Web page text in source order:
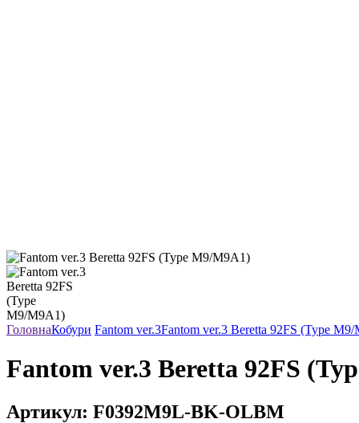
ГоловнаКобури Fantom ver.3Fantom ver.3 Beretta 92FS (Type
Fantom ver.3 Beretta 92FS
Артикул: F0392M9L-BK-OLBM